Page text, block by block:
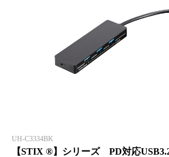
UH-C3334BK
【STIX ®】シリーズ PD対応